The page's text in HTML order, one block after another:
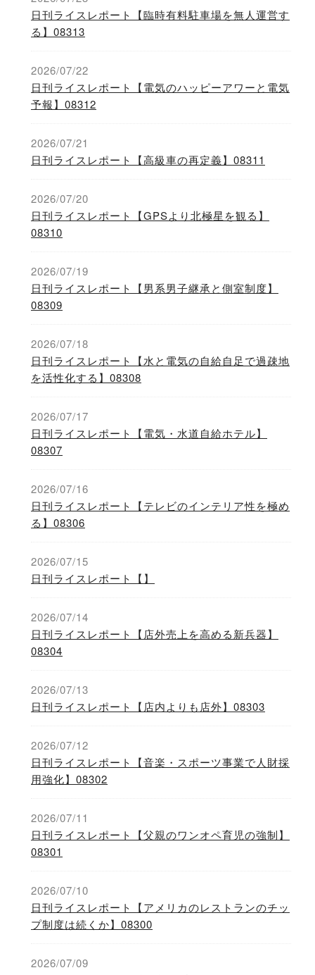
日刊ライスレポート【臨時有料駐車場を無人運営す
る】08313
2026/07/22
日刊ライスレポート【電気のハッピーアワーと電気
予報】08312
2026/07/21
日刊ライスレポート【高級車の再定義】08311
2026/07/20
日刊ライスレポート【GPSより北極星を観る】
08310
2026/07/19
日刊ライスレポート【男系男子継承と側室制度】
08309
2026/07/18
日刊ライスレポート【水と電気の自給自足で過疎地
を活性化する】08308
2026/07/17
日刊ライスレポート【電気・水道自給ホテル】
08307
2026/07/16
日刊ライスレポート【テレビのインテリア性を極め
る】08306
2026/07/15
日刊ライスレポート【】
2026/07/14
日刊ライスレポート【店外売上を高める新兵器】
08304
2026/07/13
日刊ライスレポート【店内よりも店外】08303
2026/07/12
日刊ライスレポート【音楽・スポーツ事業で人財採
用強化】08302
2026/07/11
日刊ライスレポート【父親のワンオペ育児の強制】
08301
2026/07/10
日刊ライスレポート【アメリカのレストランのチッ
プ制度は続くか】08300
2026/07/09